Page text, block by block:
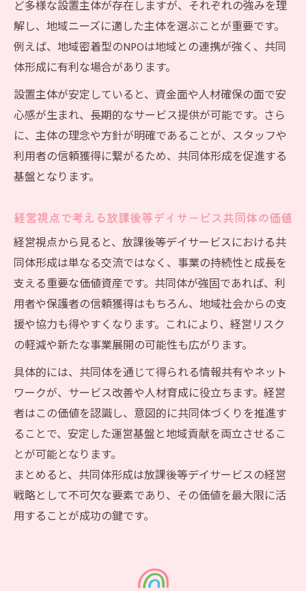
ど多様な設置主体が存在しますが、それぞれの強みを理
解し、地域ニーズに適した主体を選ぶことが重要です。
例えば、地域密着型のNPOは地域との連携が強く、共同
体形成に有利な場合があります。
設置主体が安定していると、資金面や人材確保の面で安
心感が生まれ、長期的なサービス提供が可能です。さら
に、主体の理念や方針が明確であることが、スタッフや
利用者の信頼獲得に繋がるため、共同体形成を促進する
基盤となります。
経営視点で考える放課後等デイサービス共同体の価値
経営視点から見ると、放課後等デイサービスにおける共
同体形成は単なる交流ではなく、事業の持続性と成長を
支える重要な価値資産です。共同体が強固であれば、利
用者や保護者の信頼獲得はもちろん、地域社会からの支
援や協力も得やすくなります。これにより、経営リスク
の軽減や新たな事業展開の可能性も広がります。
具体的には、共同体を通じて得られる情報共有やネット
ワークが、サービス改善や人材育成に役立ちます。経営
者はこの価値を認識し、意図的に共同体づくりを推進す
ることで、安定した運営基盤と地域貢献を両立させるこ
とが可能となります。
まとめると、共同体形成は放課後等デイサービスの経営
戦略として不可欠な要素であり、その価値を最大限に活
用することが成功の鍵です。